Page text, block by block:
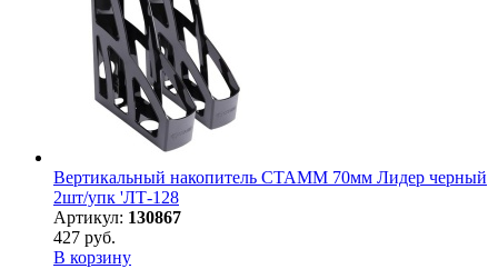
Вертикальный накопитель СТАММ 70мм Лидер черный
2шт/упк 'ЛТ-128
Артикул: 130867
427 руб.
В корзину